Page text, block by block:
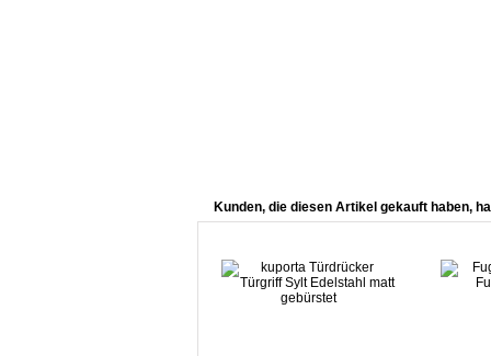
Kunden, die diesen Artikel gekauft haben,